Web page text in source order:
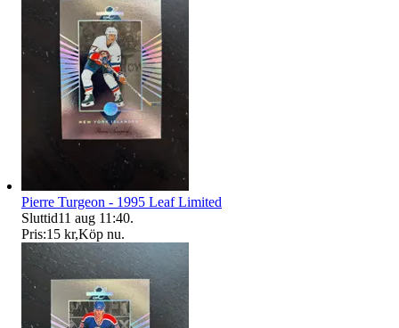
Pierre Turgeon - 1995 Leaf Limited
Sluttid11 aug 11:40.
Pris:15 kr,Köp nu.